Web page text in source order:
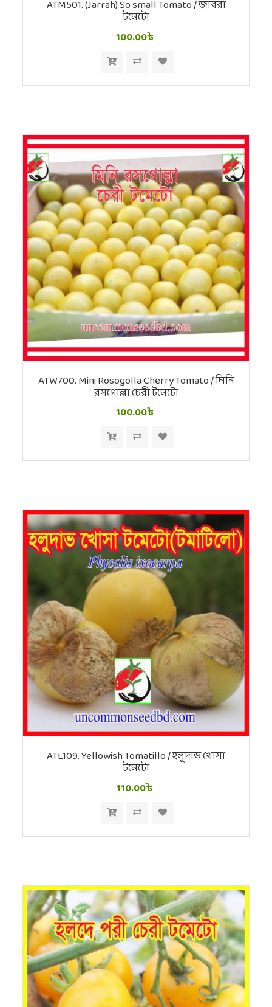
ATM501. (Jarrah) So small Tomato / জাররা
টমেটো
100.00৳
ATW700. Mini Rosogolla Cherry Tomato / মিনি
রসগোল্লা চেরী টমেটো
100.00৳
ATL109. Yellowish Tomatillo / হলুদাভ খোসা
টমেটো
110.00৳